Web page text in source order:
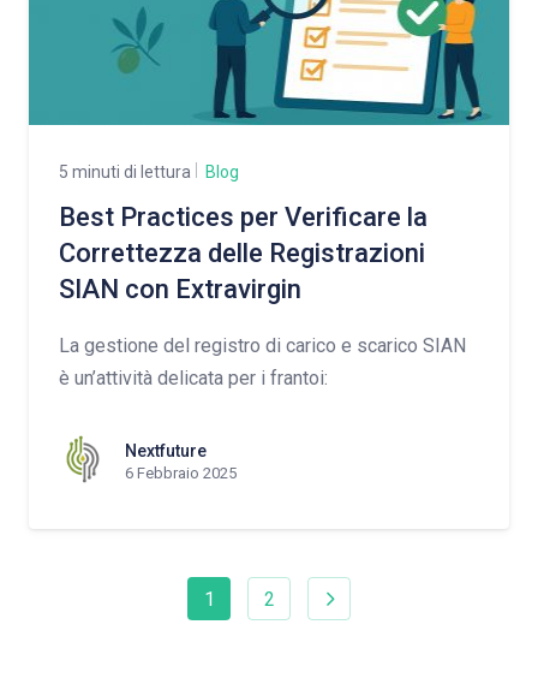
5 minuti di lettura Blog
Best Practices per Verificare la
Correttezza delle Registrazioni
SIAN con Extravirgin
La gestione del registro di carico e scarico SIAN
è un’attività delicata per i frantoi:
Nextfuture
6 Febbraio 2025
1 2